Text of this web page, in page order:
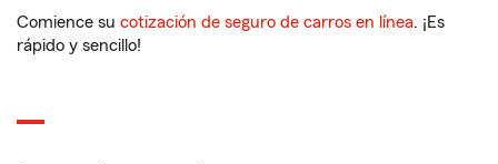
Comience su cotización de seguro de carros en línea. ¡Es
rápido y sencillo!